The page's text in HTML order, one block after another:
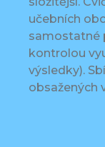
učebních
samostatné
kontrolou
výsledky).
obsažených